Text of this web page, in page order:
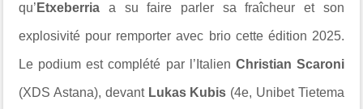
qu’ Etxeberriaa su faire parler sa fraîcheur et son
explosivité pour remporter avec brio cette édition 2025.
Le podium est complété par l’Italien Christian Scaroni
(XDS Astana), devantLukas Kubis (4e, Unibet Tietema